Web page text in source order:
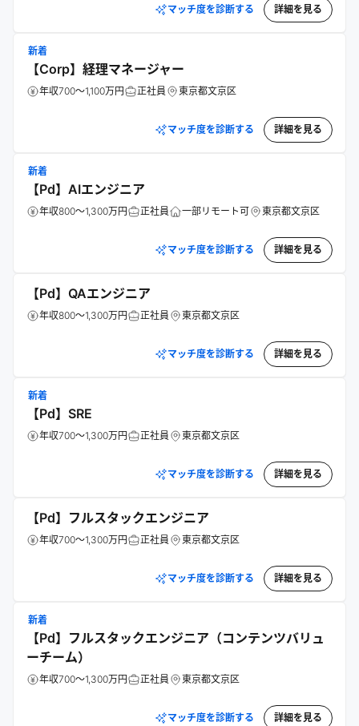
マッチ度を診断する 詳細を見る
新着
【Corp】経理マネージャー
年収700～1,100万円 正社員 東京都文京区
マッチ度を診断する 詳細を見る
新着
【Pd】AIエンジニア
年収800～1,300万円 正社員 一部リモート可 東京都文京区
マッチ度を診断する 詳細を見る
【Pd】QAエンジニア
年収800～1,300万円 正社員 東京都文京区
マッチ度を診断する 詳細を見る
新着
【Pd】SRE
年収700～1,300万円 正社員 東京都文京区
マッチ度を診断する 詳細を見る
【Pd】フルスタックエンジニア
年収700～1,300万円 正社員 東京都文京区
マッチ度を診断する 詳細を見る
新着
【Pd】フルスタックエンジニア（コンテンツバリュ
ーチーム）
年収700～1,300万円 正社員 東京都文京区
マッチ度を診断する 詳細を見る